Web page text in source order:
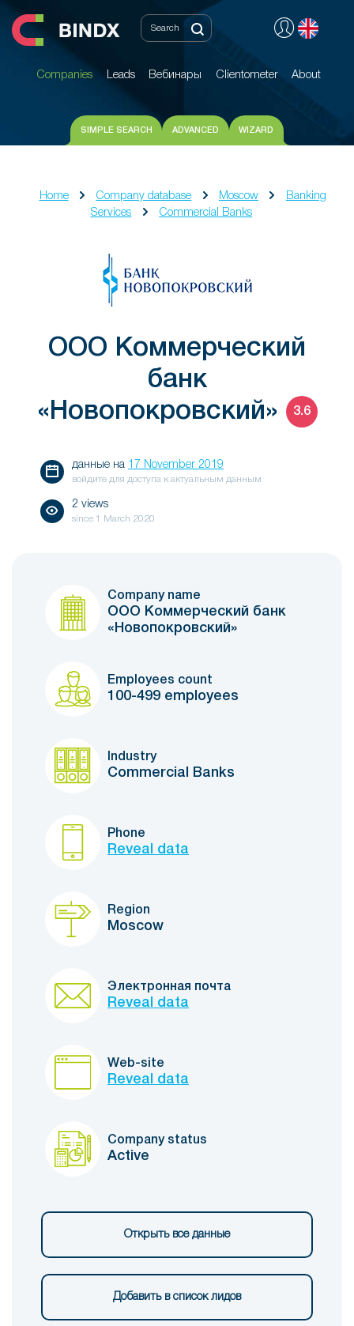
Companies Leads Вебинары Clientometer About
Companies Leads Вебинары Clientometer About
SIMPLE SEARCH ADVANCED WIZARD
Home Company database Moscow
Banking
Services
Commercial Banks
ООО Коммерческий
банк
«Новопокровский»
3.6
данные на 17 November 2019
войдите для доступа к актуальным данным
2 views
since 1 March 2020
Company name
ООО Коммерческий банк
«Новопокровский»
Employees count
100-499 employees
Industry
Commercial Banks
Phone
Reveal data
Region
Moscow
Электронная почта
Reveal data
Web-site
Reveal data
Company status
Active
Открыть все данные
Добавить в список лидов